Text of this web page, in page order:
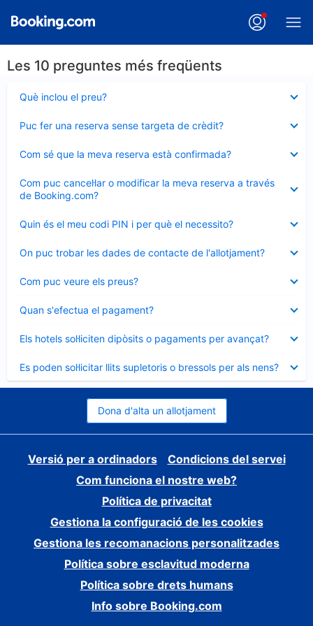
Les 10 preguntes més freqüents
Què inclou el preu?
tancat
Puc fer una reserva sense targeta de crèdit?
tancat
Com sé que la meva reserva està confirmada?
tancat
Com puc cancel·lar o modificar la meva reserva a través
de Booking.com?
tancat
Quin és el meu codi PIN i per què el necessito?
tancat
On puc trobar les dades de contacte de l'allotjament?
tancat
Com puc veure els preus?
tancat
Quan s'efectua el pagament?
tancat
Els hotels sol·liciten dipòsits o pagaments per avançat?
tancat
Es poden sol·licitar llits supletoris o bressols per als nens?
tancat
Dona d'alta un allotjament
Versió per a ordinadors
Condicions del servei
Com funciona el nostre web?
Política de privacitat
Gestiona la configuració de les cookies
Gestiona les recomanacions personalitzades
Política sobre esclavitud moderna
Política sobre drets humans
Info sobre Booking.com